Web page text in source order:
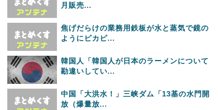
月販売...
焦げだらけの業務用鉄板が水と蒸気で鏡の
ようにピカピ...
韓国人「韓国人が日本のラーメンについて
勘違いしてい...
中国「大洪水！」三峡ダム「13基の水門開
放（爆量放...